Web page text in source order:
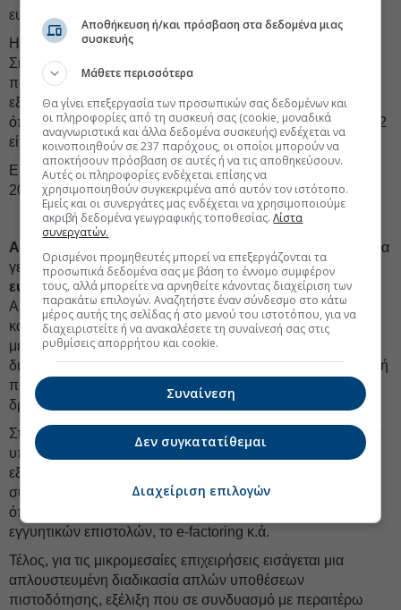
ευρώ από 386,7 εκατ. ευρώ).
Η μείωση επήλθε ως αποτέλεσμα της εξυγίανσης του…
Σκέλους Εξυγίανσης, καθώς αποπληρώθηκαν τα δάνεια
που είχε λάβει προκειμένου να καλύψει
εξυγίανσης τραπεζών. Έτσι, η περσινή εισφορά της Alpha,
όπως και των άλλων τραπεζών, ήταν μηδενική, ενώ το 2022
είχε επιβαρυνθεί με 32,27 εκατ. ευρώ.
Επίσης, η εισφορά προς το Ενιαίο Ταμείο Εξυγίανσης το
2023 μειώθηκε κατά 7,47 εκατ. ευρώ.
ALPHA BANK-ΜΕΙΩΣΗ ΕΞΟΔΩΝ ΙΙ:
Εξοικονόμηση από τα
γενικά και διοικητικά έξοδα δαπανών άνω των23 εκατ.
ευρώετησίως έφερε οψηφιακός μετασχηματισμόςτης
Alpha, σύμφωνα με όσα αναφέρονται στις οικονομικές
καταστάσεις. Φέτος ξεκινά ο δεύτερος κύκλος
μετασχηματισμού, που αποσκοπεί σε περαιτέρω
διαρθρωτικές αλλαγές σε τραπεζική ιδιωτών, επιχειρηματική
πίστη, wealth management και διεθνείς τραπεζικές
δραστηριότητες.
Στην επιχειρηματική πίστη, η Alpha επιδιώκει να θέσει στην
υπηρεσία των επιχειρήσεων το
υβριδικό μοντέλο
phygital
εξυπηρέτησης, παρέχοντας δυνατότητα απομακρυσμένων
συναλλαγών. Παράλληλα, προστίθενται νέες υπηρεσίες,
όπως η ψηφιακή υπογραφή, η ψηφιοποίηση του ταξιδιού
εγγυητικών επιστολών, το e-factoring κ.ά.
Τέλος, για τις μικρομεσαίες επιχειρήσεις εισάγεται μια
απλουστευμένη διαδικασία απλών υποθέσεων
πιστοδότησης, εξέλιξη που σε συνδυασμό με περαιτέρω
Αποθήκευση ή/και πρόσβαση στα δεδομένα μιας
συσκευής
Μάθετε περισσότερα
Θα γίνει επεξεργασία των προσωπικών σας δεδομένων και
οι πληροφορίες από τη συσκευή σας (cookie, μοναδικά
αναγνωριστικά και άλλα δεδομένα συσκευής) ενδέχεται να
κοινοποιηθούν σε 237 παρόχους, οι οποίοι μπορούν να
αποκτήσουν πρόσβαση σε αυτές ή να τις αποθηκεύσουν.
Αυτές οι πληροφορίες ενδέχεται επίσης να
χρησιμοποιηθούν συγκεκριμένα από αυτόν τον ιστότοπο.
Εμείς και οι συνεργάτες μας ενδέχεται να χρησιμοποιούμε
ακριβή δεδομένα γεωγραφικής τοποθεσίας.Λίστα
συνεργατών.
Ορισμένοι προμηθευτές μπορεί να επεξεργάζονται τα
προσωπικά δεδομένα σας με βάση το έννομο συμφέρον
τους, αλλά μπορείτε να αρνηθείτε κάνοντας διαχείριση των
παρακάτω επιλογών. Αναζητήστε έναν σύνδεσμο στο κάτω
μέρος αυτής της σελίδας ή στο μενού του ιστοτόπου, για να
διαχειριστείτε ή να ανακαλέσετε τη συναίνεσή σας στις
ρυθμίσεις απορρήτου και cookie.
Συναίνεση
Δεν συγκατατίθεμαι
Διαχείριση επιλογών